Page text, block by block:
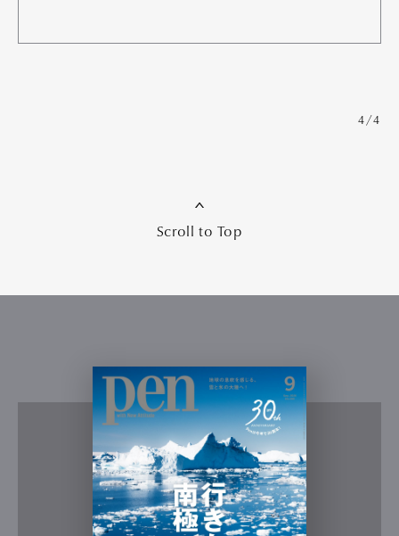
4/4
Scroll to Top